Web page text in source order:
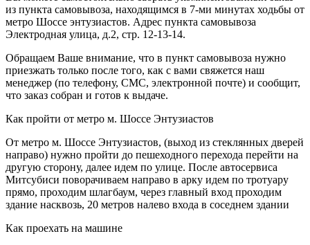
из пункта самовывоза, находящимся в 7-ми минутах ходьбы от
метро Шоссе энтузиастов. Адрес пункта самовывоза
Электродная улица, д.2, стр. 12-13-14.
Обращаем Ваше внимание, что в пункт самовывоза нужно
приезжать только после того, как с вами свяжется наш
менеджер (по телефону, СМС, электронной почте) и сообщит,
что заказ собран и готов к выдаче.
Как пройти от метро м. Шоссе Энтузиастов
От метро м. Шоссе Энтузиастов, (выход из стеклянных дверей
направо) нужно пройти до пешеходного перехода перейти на
другую сторону, далее идем по улице. После автосервиса
Митсубиси поворачиваем направо в арку идем по тротуару
прямо, проходим шлагбаум, через главный вход проходим
здание насквозь, 20 метров налево входа в соседнем здании
Как проехать на машине